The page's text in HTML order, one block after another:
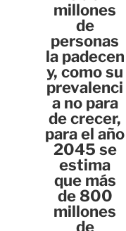
millones
de
personas
la padecen
y, como su
prevalenci
a no para
de crecer,
para el año
2045 se
estima
que más
de 800
millones
de